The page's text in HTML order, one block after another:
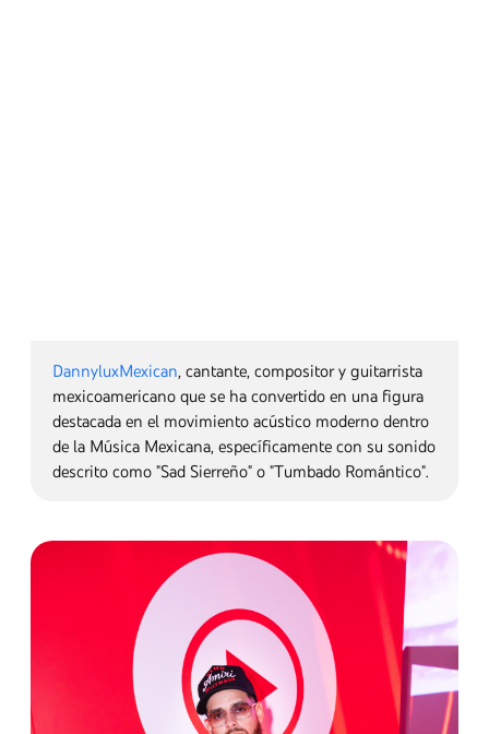
Andres Cepeda, cantante, compositor y productor
colombiano, una de las voces más queridas y
perdurables de Latinoamérica en los géneros Pop
Latino y Balada Romántica.